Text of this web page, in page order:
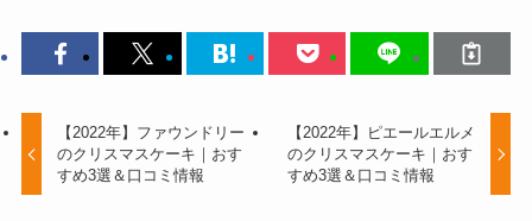
【2022年】ファウンドリー
のクリスマスケーキ｜おす
すめ3選＆口コミ情報
【2022年】ピエールエルメ
のクリスマスケーキ｜おす
すめ3選＆口コミ情報